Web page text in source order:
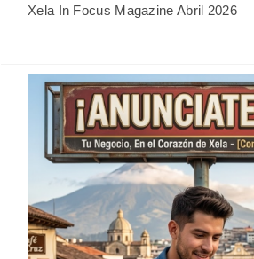
Xela In Focus Magazine Abril 2026